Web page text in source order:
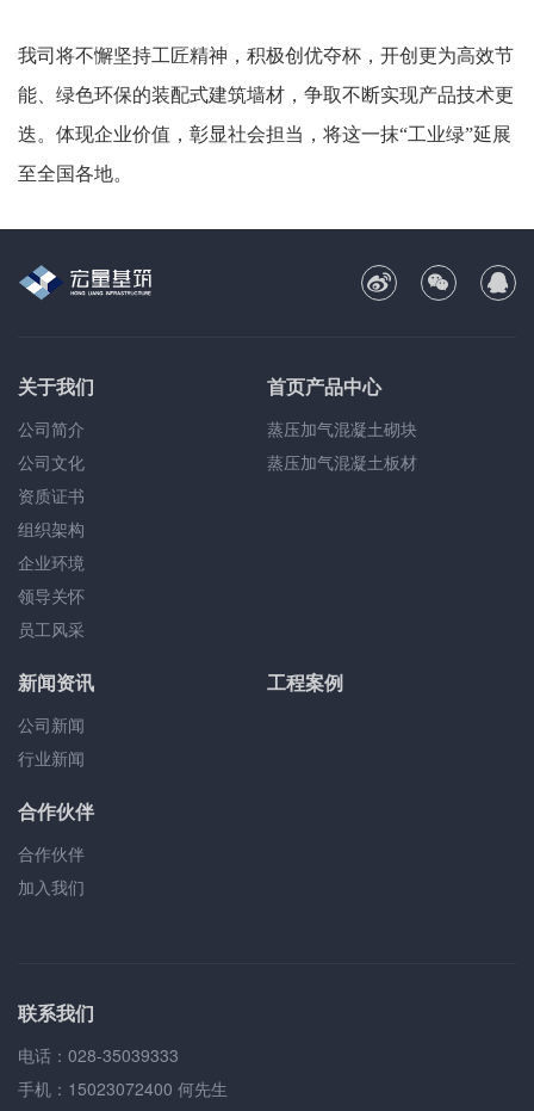
我司将不懈坚持工匠精神，积极创优夺杯，开创更为高效节
能、绿色环保的装配式建筑墙材，争取不断实现产品技术更
迭。体现企业价值，彰显社会担当，将这一抹“工业绿”延展
至全国各地。
关于我们
公司简介
公司文化
资质证书
组织架构
企业环境
领导关怀
员工风采
首页产品中心
蒸压加气混凝土砌块
蒸压加气混凝土板材
新闻资讯
公司新闻
行业新闻
工程案例
合作伙伴
合作伙伴
加入我们
联系我们
电话：028-35039333
手机：15023072400 何先生